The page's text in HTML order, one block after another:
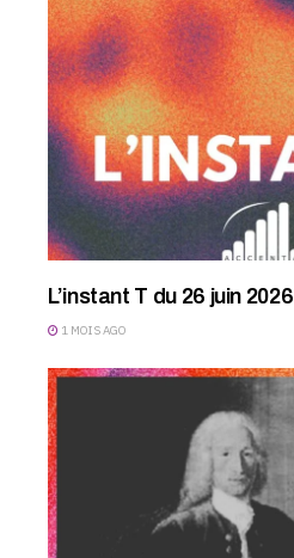
L’instant T du 26 juin 2026
1 MOIS AGO